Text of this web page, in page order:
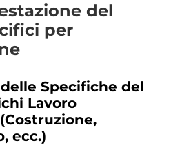
del
per
Specifiche del
Lavoro
ecc.)